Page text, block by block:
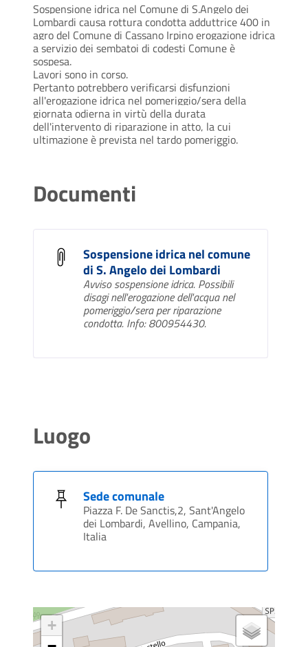
Sospensione idrica nel Comune di S.Angelo dei
Lombardi causa rottura condotta adduttrice 400 in
agro del Comune di Cassano Irpino erogazione idrica
a servizio dei sembatoi di codesti Comune è
sospesa.
Lavori sono in corso.
Pertanto potrebbero verificarsi disfunzioni
all'erogazione idrica nel pomeriggio/sera della
giornata odierna in virtù della durata
dell'intervento di riparazione in atto, la cui
ultimazione è prevista nel tardo pomeriggio.
Documenti
Sospensione idrica nel comune
di S. Angelo dei Lombardi
Avviso sospensione idrica. Possibili
disagi nell'erogazione dell'acqua nel
pomeriggio/sera per riparazione
condotta. Info: 800954430.
Luogo
Sede comunale
Piazza F. De Sanctis,2, Sant'Angelo
dei Lombardi, Avellino, Campania,
Italia
+